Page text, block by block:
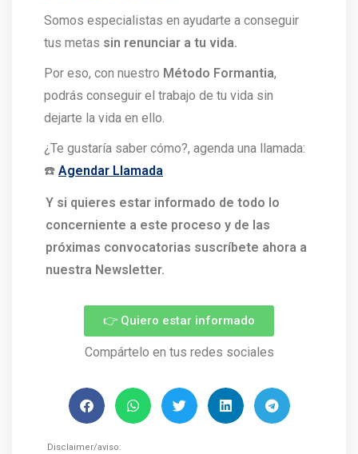
Somos especialistas en ayudarte a conseguir
tus metas sin renunciar a tu vida.
Por eso, con nuestro Método Formantia,
podrás conseguir el trabajo de tu vida sin
dejarte la vida en ello.
¿Te gustaría saber cómo?, agenda una llamada:
☎️ Agendar Llamada
Y si quieres estar informado de todo lo
concerniente a este proceso y de las
próximas convocatorias suscríbete ahora a
nuestra Newsletter.
👉 Quiero estar informado
Compártelo en tus redes sociales
Disclaimer/aviso: